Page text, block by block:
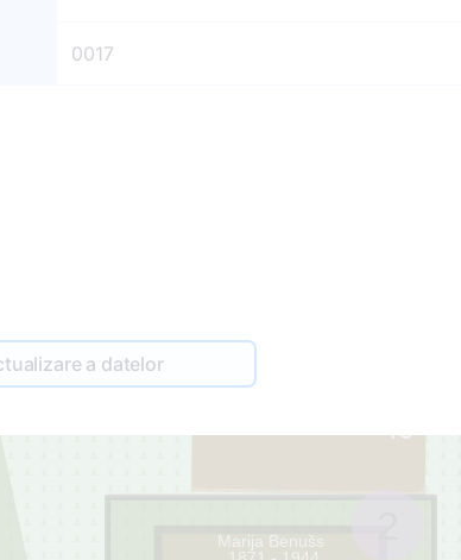
0017
a datelor
2
Marija Benušs